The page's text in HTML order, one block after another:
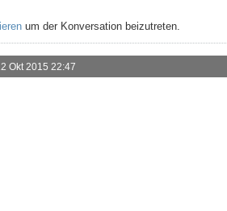
um der Konversation beizutreten.
Okt 2015 22:47